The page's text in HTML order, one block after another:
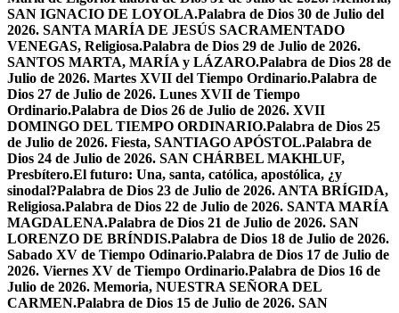
SAN IGNACIO DE LOYOLA.Palabra de Dios 30 de Julio del
2026. SANTA MARÍA DE JESÚS SACRAMENTADO
VENEGAS, Religiosa.Palabra de Dios 29 de Julio de 2026.
SANTOS MARTA, MARÍA y LÁZARO.Palabra de Dios 28 de
Julio de 2026. Martes XVII del Tiempo Ordinario.Palabra de
Dios 27 de Julio de 2026. Lunes XVII de Tiempo
Ordinario.Palabra de Dios 26 de Julio de 2026. XVII
DOMINGO DEL TIEMPO ORDINARIO.Palabra de Dios 25
de Julio de 2026. Fiesta, SANTIAGO APÓSTOL.Palabra de
Dios 24 de Julio de 2026. SAN CHÁRBEL MAKHLUF,
Presbítero.El futuro: Una, santa, católica, apostólica, ¿y
sinodal?Palabra de Dios 23 de Julio de 2026. ANTA BRÍGIDA,
Religiosa.Palabra de Dios 22 de Julio de 2026. SANTA MARÍA
MAGDALENA.Palabra de Dios 21 de Julio de 2026. SAN
LORENZO DE BRÍNDIS.Palabra de Dios 18 de Julio de 2026.
Sabado XV de Tiempo Odinario.Palabra de Dios 17 de Julio de
2026. Viernes XV de Tiempo Ordinario.Palabra de Dios 16 de
Julio de 2026. Memoria, NUESTRA SEÑORA DEL
CARMEN.Palabra de Dios 15 de Julio de 2026. SAN